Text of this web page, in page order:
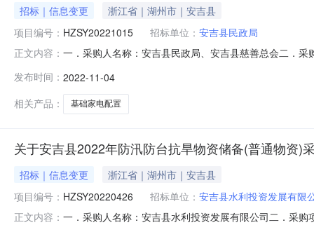
招标｜信息变更
浙江省｜湖州市｜安吉县
项目编号： HZSY20221015 招标单位： 安吉县民政局
正文内容： 一．采购人名称：安吉县民政局、安吉县慈善总会二．
部分，与招标文件具有同等法律效力，未涉及部分，仍
发布时间： 2022-11-04
相关产品：
基础家电配置
关于安吉县2022年防汛防台抗旱物资储备(普通物资)
招标｜信息变更
浙江省｜湖州市｜安吉县
项目编号： HZSY20220426 招标单位： 安吉县水利投资发展有限
正文内容： 一．采购人名称：安吉县水利投资发展有限公司二．采